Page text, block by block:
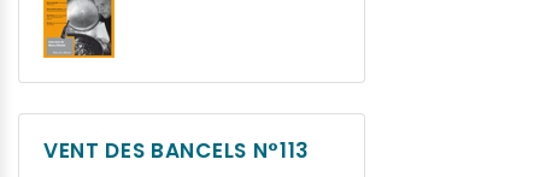
VENT DES BANCELS N°113